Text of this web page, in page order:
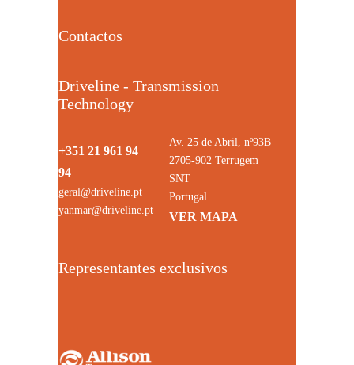
Contactos
Driveline - Transmission
Technology
+351 21 961 94
94
geral@driveline.pt
yanmar@driveline.pt
Av. 25 de Abril, nº93B
2705-902 Terrugem
SNT
Portugal
VER MAPA
Representantes exclusivos